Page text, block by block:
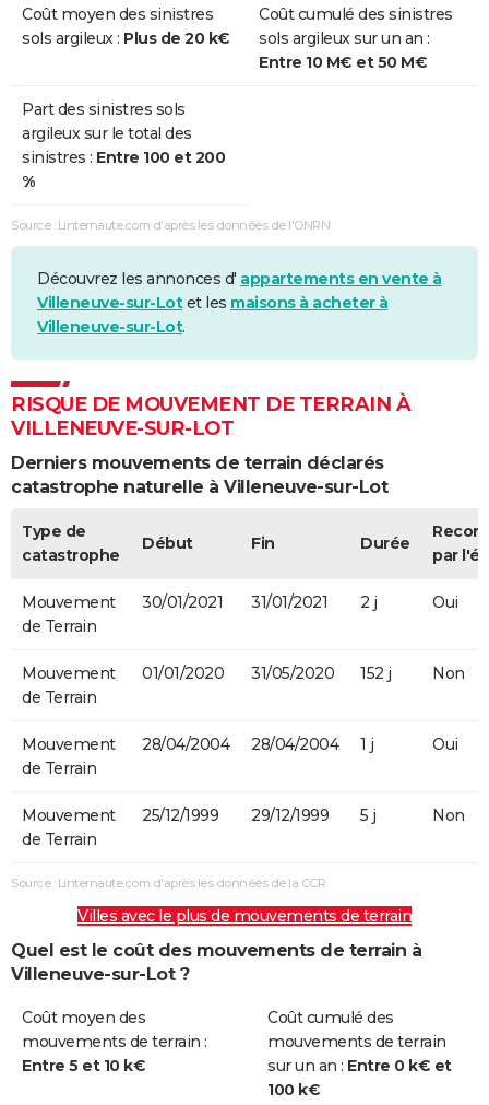
Sécheresse 01/07/2016 30/09/2016 92 j
Sécheresse 01/07/2011
Sécheresse
Sécheresse 01/07/2009 30/09/2009
Sécheresse 01/07/2005 30/09/2005 92 j Oui
Sécheresse 01/07/2003
Sécheresse 01/01/1997
Sécheresse 01/01/1991 31/12/1996 2192 j
Coût moyen des sinistres
sols argileux : Plus de 20 k€
Coût cumulé des sinistres
sols argileux sur un an :
Entre 10 M€ et 50 M€
Part des sinistres sols
argileux sur le total des
sinistres : Entre 100 et 200
%
Source : Linternaute.com d'après les données de l'ONRN
Découvrez les annonces d' appartements en vente à
Villeneuve-sur-Lotet les maisons à acheter à
Villeneuve-sur-Lot.
RISQUE DE MOUVEMENT DE TERRAIN À
VILLENEUVE-SUR-LOT
Derniers mouvements de terrain déclarés
catastrophe naturelle à Villeneuve-sur-Lot
Type de
catastrophe
Début Fin Durée
par
Mouvement
de Terrain
30/01/2021 31/01/2021 2 j Oui
Mouvement
de Terrain
01/01/2020 31/05/2020 152 j Non
Mouvement
de Terrain
28/04/2004 28/04/2004 1 j Oui
Mouvement
de Terrain
25/12/1999 29/12/1999 5 j Non
Source : Linternaute.com d'après les données de la CCR
Villes avec le plus de mouvements de terrain
Quel est le coût des mouvements de terrain à
Villeneuve-sur-Lot ?
Coût moyen des
mouvements de terrain :
Entre 5 et 10 k€
Coût cumulé des
mouvements de terrain
sur un an : Entre 0 k€ et
100 k€